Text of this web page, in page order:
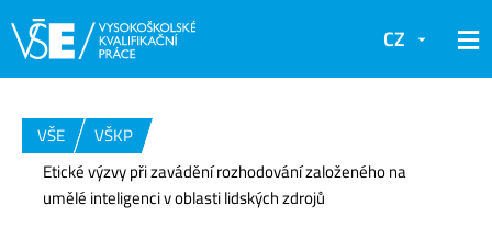
CZ
VŠE
VŠKP
Etické výzvy při zavádění rozhodování založeného na
umělé inteligenci v oblasti lidských zdrojů